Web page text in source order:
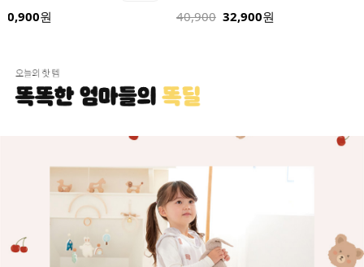
40,900원 40,900 32,900원